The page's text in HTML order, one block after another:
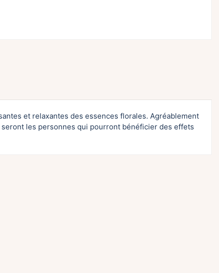
et relaxantes des essences florales. Agréablement
les personnes qui pourront bénéficier des effets